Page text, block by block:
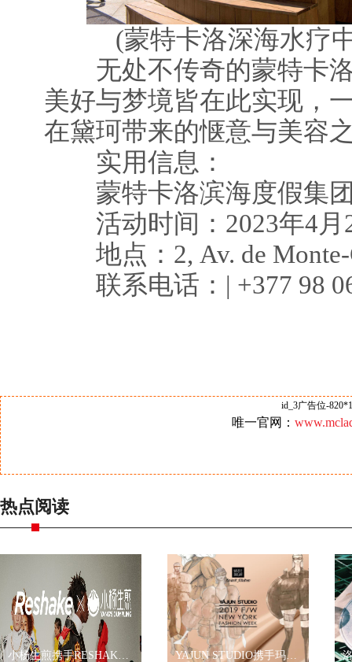
(蒙特卡洛深海水疗
无处不传奇的蒙特卡洛
美好与梦境皆在此实现，
在黛珂带来的惬意与美容
实用信息：
蒙特卡洛滨海度假集
活动时间：2023年4月
地点：2, Av. de Monte-
联系电话：| +377 98
id_3广告位-
唯一官网：
热点阅读
小杨生煎携手RESHAKE耀眼伦敦时装周，再现海派文化 YAJUN STUDIO携手玛丽黛佳色彩工作室2019秋冬纽约时装周玩转跨界